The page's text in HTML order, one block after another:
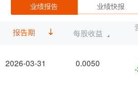
业绩报告 业绩快报
报告期
2026-03-31
每股收益
0.0050